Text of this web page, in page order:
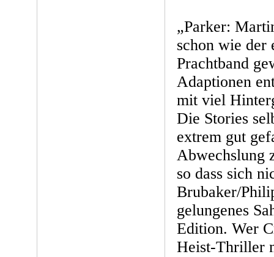
„Parker:
schon wie der
Prachtband
Adaptionen
mit viel
Die Stories
extrem gut
Abwechslung
so dass sich
Brubaker/
gelungenes
Edition. Wer
Heist-Thriller